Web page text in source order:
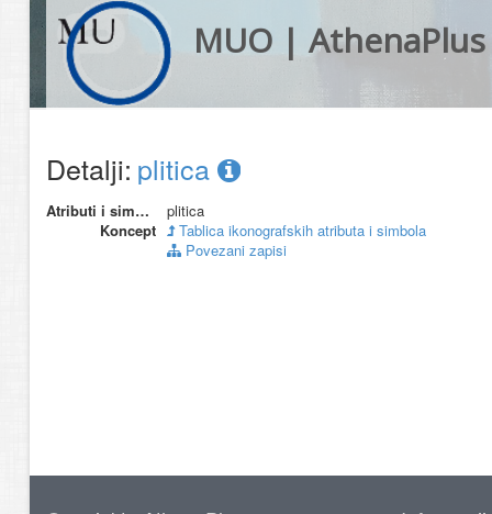
MUO | AthenaPlus
Detalji: plitica
Atributi i simboli
plitica
Koncept
Tablica ikonografskih atributa i simbola
Povezani zapisi